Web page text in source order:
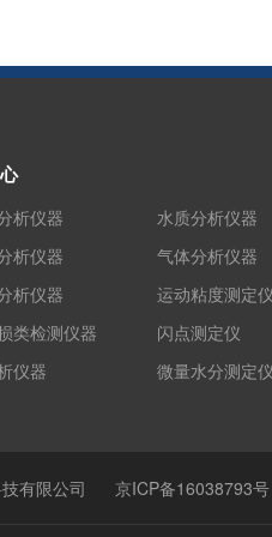
析仪器
析仪器
析仪器
类检测仪器
仪器
水质分析仪器
气体分析仪器
运动粘度测定
闪点测定仪
微量水分测定
有限公司 京ICP备16038793号